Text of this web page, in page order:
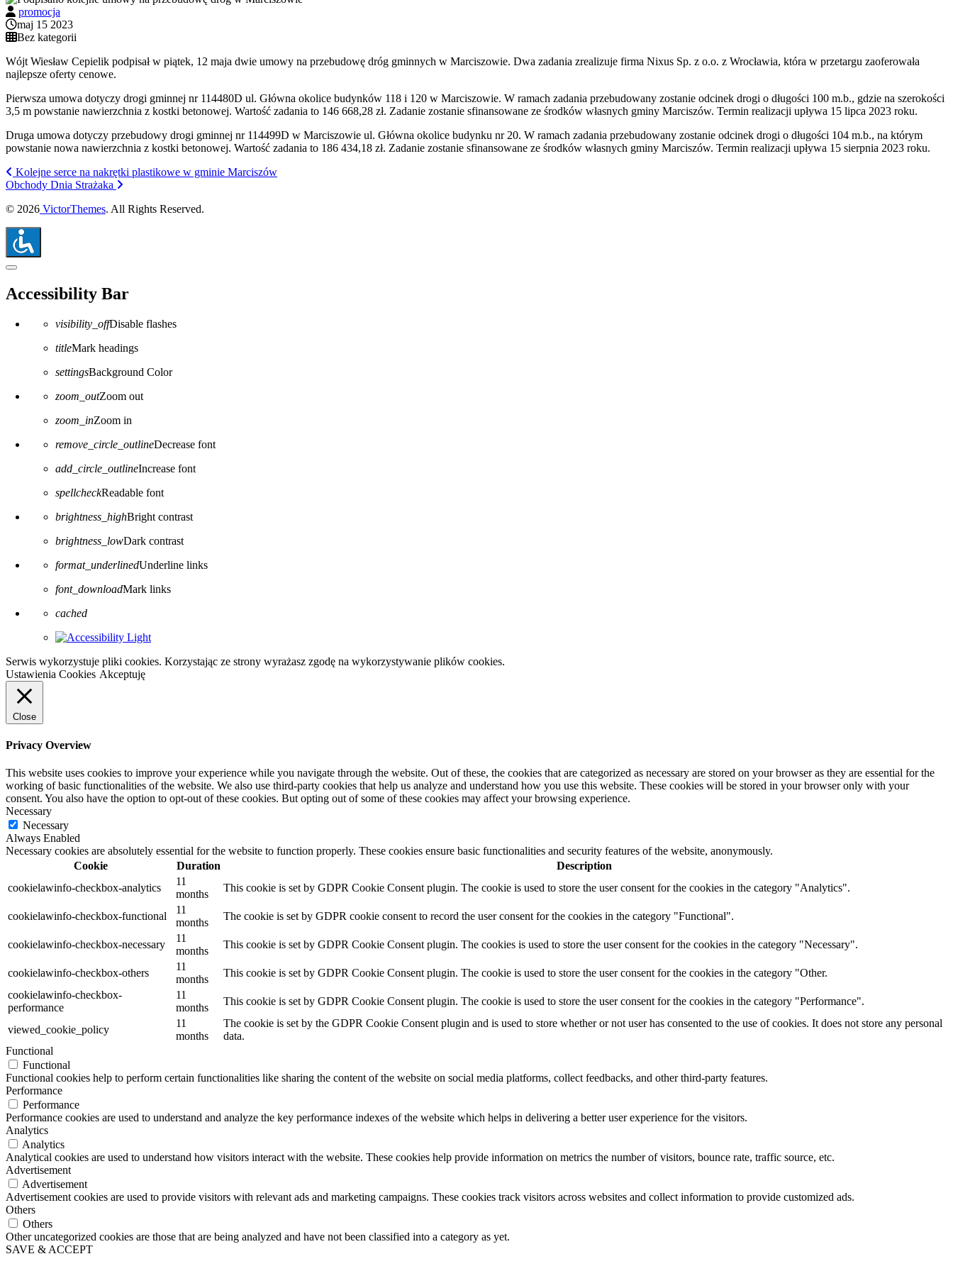
promocja
maj 15 2023
Bez kategorii
Wójt Wiesław Cepielik podpisał w piątek, 12 maja dwie umowy na przebudowę dróg gminnych w Marciszowie. Dwa zadania zrealizuje firma Nixus Sp. z o.o. z Wrocławia, która w przetargu zaoferowała
najlepsze oferty cenowe.
Pierwsza umowa dotyczy drogi gminnej nr 114480D ul. Główna okolice budynków 118 i 120 w Marciszowie. W ramach zadania przebudowany zostanie odcinek drogi o długości 100 m.b., gdzie na szerokości
3,5 m powstanie nawierzchnia z kostki betonowej. Wartość zadania to 146 668,28 zł. Zadanie zostanie sfinansowane ze środków własnych gminy Marciszów. Termin realizacji upływa 15 lipca 2023 roku.
Druga umowa dotyczy przebudowy drogi gminnej nr 114499D w Marciszowie ul. Główna okolice budynku nr 20. W ramach zadania przebudowany zostanie odcinek drogi o długości 104 m.b., na którym
powstanie nowa nawierzchnia z kostki betonowej. Wartość zadania to 186 434,18 zł. Zadanie zostanie sfinansowane ze środków własnych gminy Marciszów. Termin realizacji upływa 15 sierpnia 2023 roku.
Kolejne serce na nakrętki plastikowe w gminie Marciszów
Obchody Dnia Strażaka
© 2026 VictorThemes. All Rights Reserved.
Close the accessibility toolbar
Accessibility Bar
visibility_offDisable flashes
titleMark headings
settingsBackground Color
zoom_outZoom out
zoom_inZoom in
remove_circle_outlineDecrease font
add_circle_outlineIncrease font
spellcheckReadable font
brightness_highBright contrast
brightness_lowDark contrast
format_underlinedUnderline links
font_downloadMark links
Reset all options
cached
Serwis wykorzystuje pliki cookies. Korzystając ze strony wyrażasz zgodę na wykorzystywanie plików cookies.
Ustawienia Cookies Akceptuję
Close
Privacy Overview
This website uses cookies to improve your experience while you navigate through the website. Out of these, the cookies that are categorized as necessary are stored on your browser as they are essential for the
working of basic functionalities of the website. We also use third-party cookies that help us analyze and understand how you use this website. These cookies will be stored in your browser only with your
consent. You also have the option to opt-out of these cookies. But opting out of some of these cookies may affect your browsing experience.
Necessary
Necessary
Always Enabled
Necessary cookies are absolutely essential for the website to function properly. These cookies ensure basic functionalities and security features of the website, anonymously.
Cookie
Duration
Description
cookielawinfo-checkbox-analytics
11
months
This cookie is set by GDPR Cookie Consent plugin. The cookie is used to store the user consent for the cookies in the category "Analytics".
cookielawinfo-checkbox-functional
11
months
The cookie is set by GDPR cookie consent to record the user consent for the cookies in the category "Functional".
cookielawinfo-checkbox-necessary
11
months
This cookie is set by GDPR Cookie Consent plugin. The cookies is used to store the user consent for the cookies in the category "Necessary".
cookielawinfo-checkbox-others
11
months
This cookie is set by GDPR Cookie Consent plugin. The cookie is used to store the user consent for the cookies in the category "Other.
cookielawinfo-checkbox-
performance
11
months
This cookie is set by GDPR Cookie Consent plugin. The cookie is used to store the user consent for the cookies in the category "Performance".
viewed_cookie_policy
11
months
The cookie is set by the GDPR Cookie Consent plugin and is used to store whether or not user has consented to the use of cookies. It does not store any personal
data.
Functional
Functional
Functional cookies help to perform certain functionalities like sharing the content of the website on social media platforms, collect feedbacks, and other third-party features.
Performance
Performance
Performance cookies are used to understand and analyze the key performance indexes of the website which helps in delivering a better user experience for the visitors.
Analytics
Analytics
Analytical cookies are used to understand how visitors interact with the website. These cookies help provide information on metrics the number of visitors, bounce rate, traffic source, etc.
Advertisement
Advertisement
Advertisement cookies are used to provide visitors with relevant ads and marketing campaigns. These cookies track visitors across websites and collect information to provide customized ads.
Others
Others
Other uncategorized cookies are those that are being analyzed and have not been classified into a category as yet.
SAVE & ACCEPT